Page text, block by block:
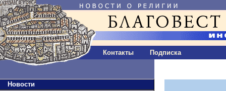
Контакты Подписка
Новости